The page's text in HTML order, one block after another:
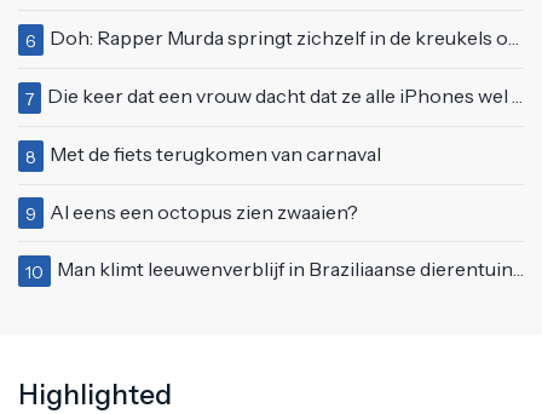
6 Doh: Rapper Murda springt zichzelf in de kreukels op het Moonstar Festival
7 Die keer dat een vrouw dacht dat ze alle iPhones wel op kon kopen
8 Met de fiets terugkomen van carnaval
9 Al eens een octopus zien zwaaien?
10 Man klimt leeuwenverblijf in Braziliaanse dierentuin en overleeft het niet
Highlighted